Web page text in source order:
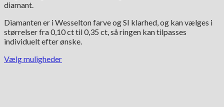
diamant.
Diamanten er i Wesselton farve og SI klarhed, og kan vælges i
størrelser fra 0,10 ct til 0,35 ct, så ringen kan tilpasses
individuelt efter ønske.
Vælg muligheder